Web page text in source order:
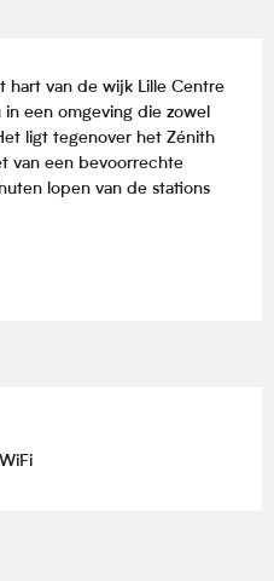
hart van de wijk Lille Centre
een omgeving die zowel
ligt tegenover het Zénith
van een bevoorrechte
lopen van de stations